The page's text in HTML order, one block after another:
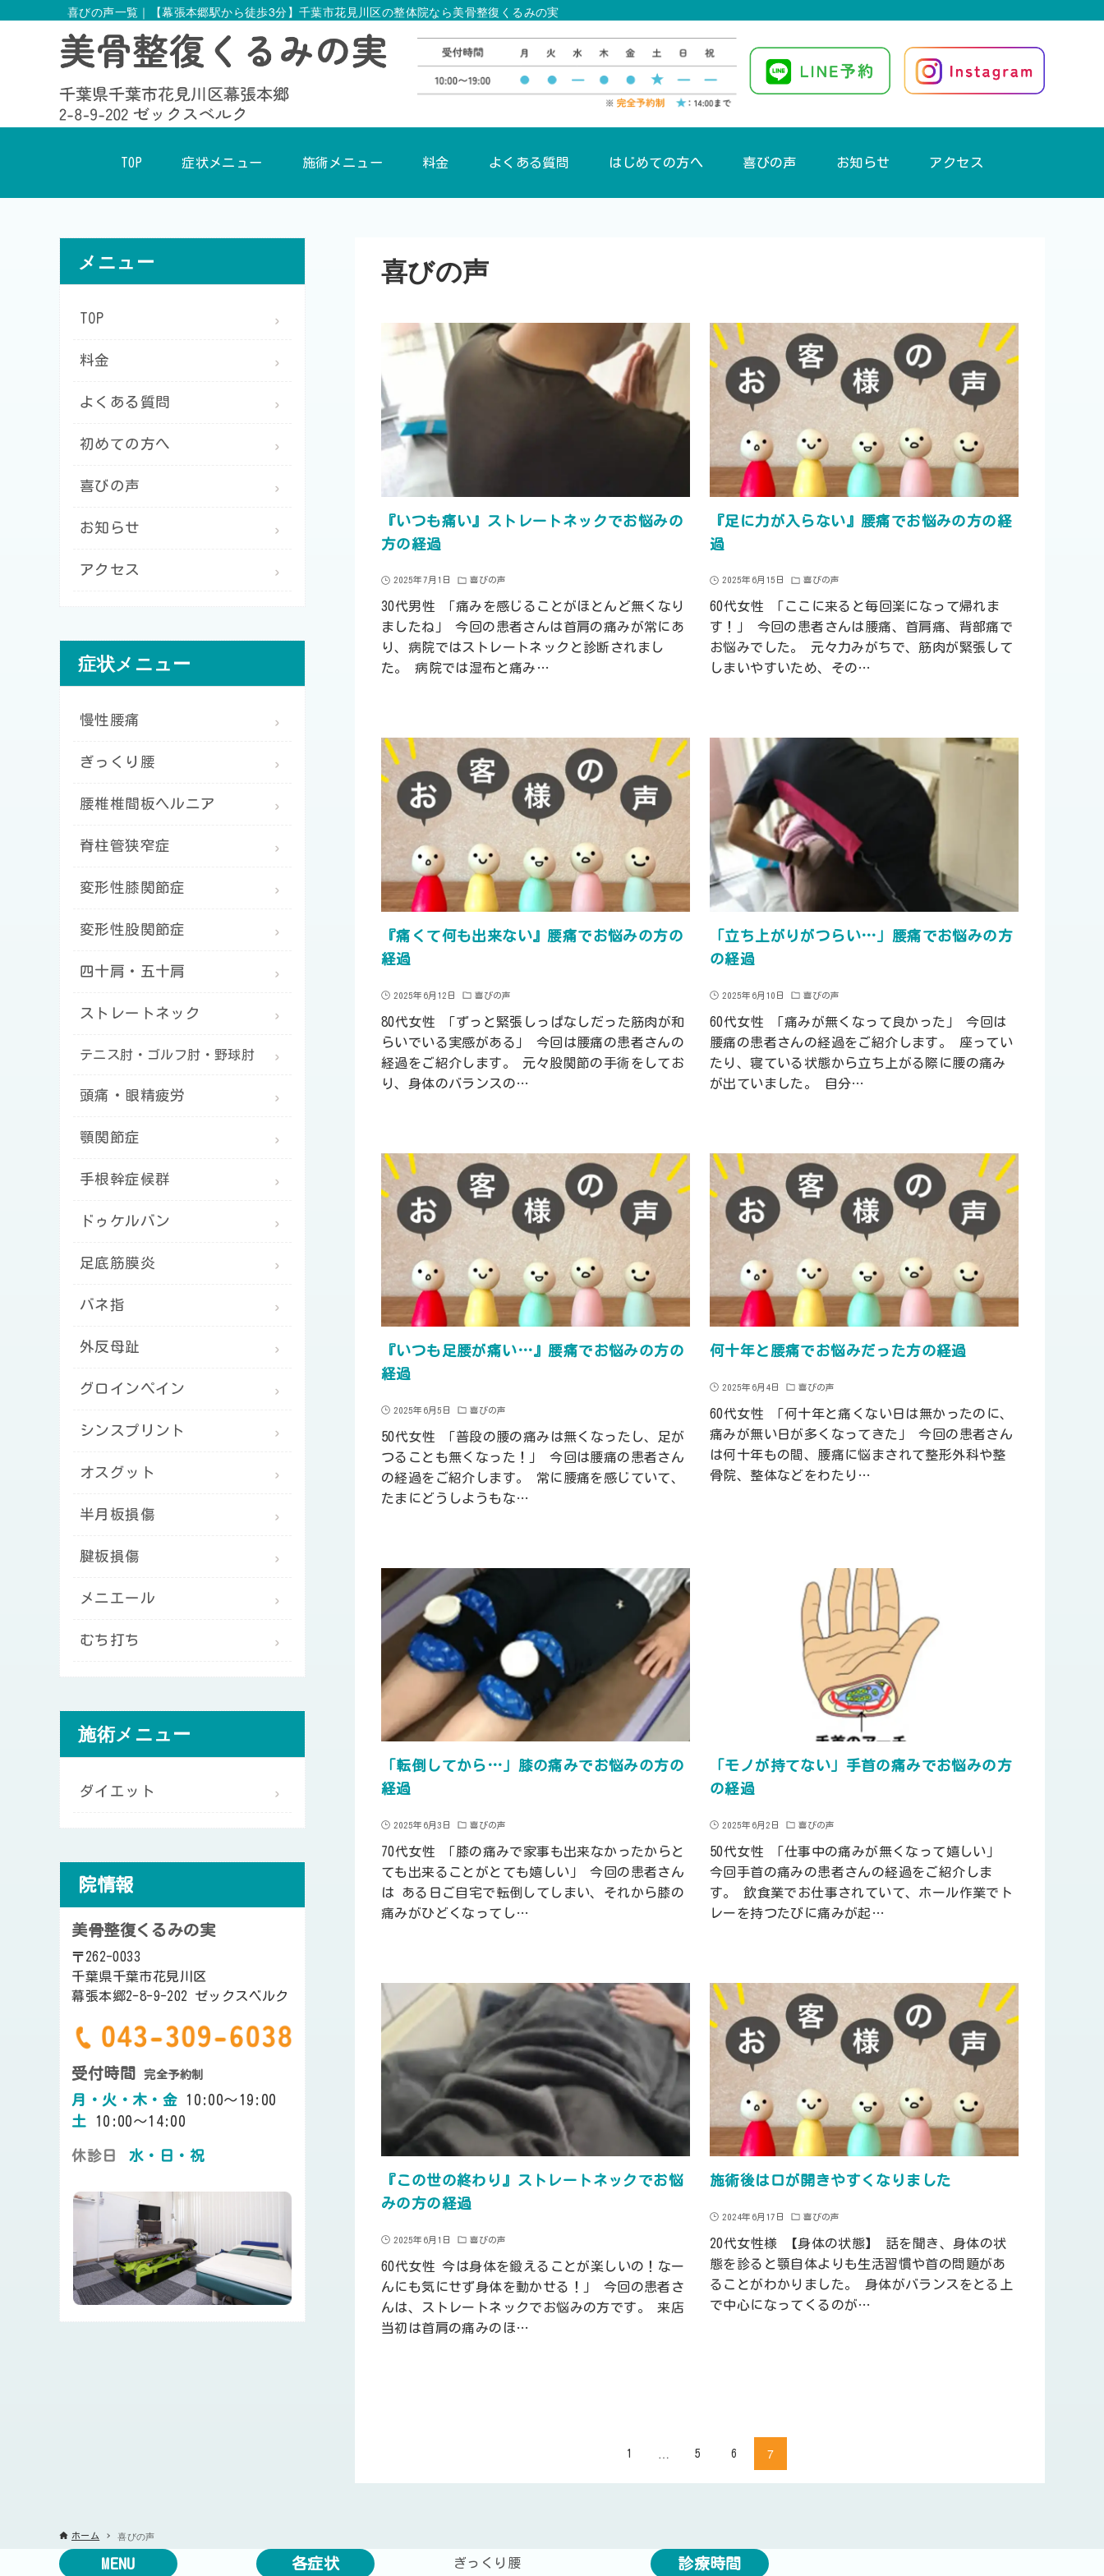
喜びの声一覧 ｜【幕張本郷駅から徒歩3分】千葉市花見川区の整体院なら美骨整復くるみの実
TOP 症状メニュー 施術メニュー 料金 よくある質問 はじめての方へ 喜びの声 お知らせ アクセス
喜びの声
『いつも痛い』ストレートネックでお悩みの
方の経過
2025年7月1日 喜びの声
30代男性 「痛みを感じることがほとんど無くなり
ましたね」 今回の患者さんは首肩の痛みが常にあ
り、病院ではストレートネックと診断されまし
た。 病院では湿布と痛み…
『足に力が入らない』腰痛でお悩みの方の経
過
2025年6月15日 喜びの声
60代女性 「ここに来ると毎回楽になって帰れま
す！」 今回の患者さんは腰痛、首肩痛、背部痛で
お悩みでした。 元々力みがちで、筋肉が緊張して
しまいやすいため、その…
『痛くて何も出来ない』腰痛でお悩みの方の
経過
2025年6月12日 喜びの声
80代女性 「ずっと緊張しっぱなしだった筋肉が和
らいでいる実感がある」 今回は腰痛の患者さんの
経過をご紹介します。 元々股関節の手術をしてお
り、身体のバランスの…
「立ち上がりがつらい…」腰痛でお悩みの方
の経過
2025年6月10日 喜びの声
60代女性 「痛みが無くなって良かった」 今回は
腰痛の患者さんの経過をご紹介します。 座ってい
たり、寝ている状態から立ち上がる際に腰の痛み
が出ていました。 自分…
『いつも足腰が痛い…』腰痛でお悩みの方の
経過
2025年6月5日 喜びの声
50代女性 「普段の腰の痛みは無くなったし、足が
つることも無くなった！」 今回は腰痛の患者さん
の経過をご紹介します。 常に腰痛を感じていて、
たまにどうしようもな…
何十年と腰痛でお悩みだった方の経過
2025年6月4日 喜びの声
60代女性 「何十年と痛くない日は無かったのに、
痛みが無い日が多くなってきた」 今回の患者さん
は何十年もの間、腰痛に悩まされて整形外科や整
骨院、整体などをわたり…
「転倒してから…」膝の痛みでお悩みの方の
経過
2025年6月3日 喜びの声
70代女性 「膝の痛みで家事も出来なかったからと
ても出来ることがとても嬉しい」 今回の患者さん
は ある日ご自宅で転倒してしまい、それから膝の
痛みがひどくなってし…
「モノが持てない」手首の痛みでお悩みの方
の経過
2025年6月2日 喜びの声
50代女性 「仕事中の痛みが無くなって嬉しい」
今回手首の痛みの患者さんの経過をご紹介しま
す。 飲食業でお仕事されていて、ホール作業でト
レーを持つたびに痛みが起…
『この世の終わり』ストレートネックでお悩
みの方の経過
2025年6月1日 喜びの声
60代女性 今は身体を鍛えることが楽しいの！なー
んにも気にせず身体を動かせる！」 今回の患者さ
んは、ストレートネックでお悩みの方です。 来店
当初は首肩の痛みのほ…
施術後は口が開きやすくなりました
2024年6月17日 喜びの声
20代女性様 【身体の状態】 話を聞き、身体の状
態を診ると顎自体よりも生活習慣や首の問題があ
ることがわかりました。 身体がバランスをとる上
で中心になってくるのが…
1 … 5 6 7
メニュー
TOP
料金
よくある質問
初めての方へ
喜びの声
お知らせ
アクセス
症状メニュー
慢性腰痛
ぎっくり腰
腰椎椎間板ヘルニア
脊柱管狭窄症
変形性膝関節症
変形性股関節症
四十肩・五十肩
ストレートネック
テニス肘・ゴルフ肘・野球肘
頭痛・眼精疲労
顎関節症
手根幹症候群
ドゥケルバン
足底筋膜炎
バネ指
外反母趾
グロインペイン
シンスプリント
オスグット
半月板損傷
腱板損傷
メニエール
むち打ち
施術メニュー
ダイエット
院情報
美骨整復くるみの実
〒262-0033
千葉県千葉市花見川区
幕張本郷2-8-9-202 ゼックスベルク
受付時間 完全予約制
月・火・木・金
10:00～19:00
土
10:00～14:00
休診日 水・日・祝
ホーム 喜びの声
MENU 各症状 ぎっくり腰 診療時間